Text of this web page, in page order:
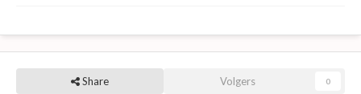
Share Volgers 0